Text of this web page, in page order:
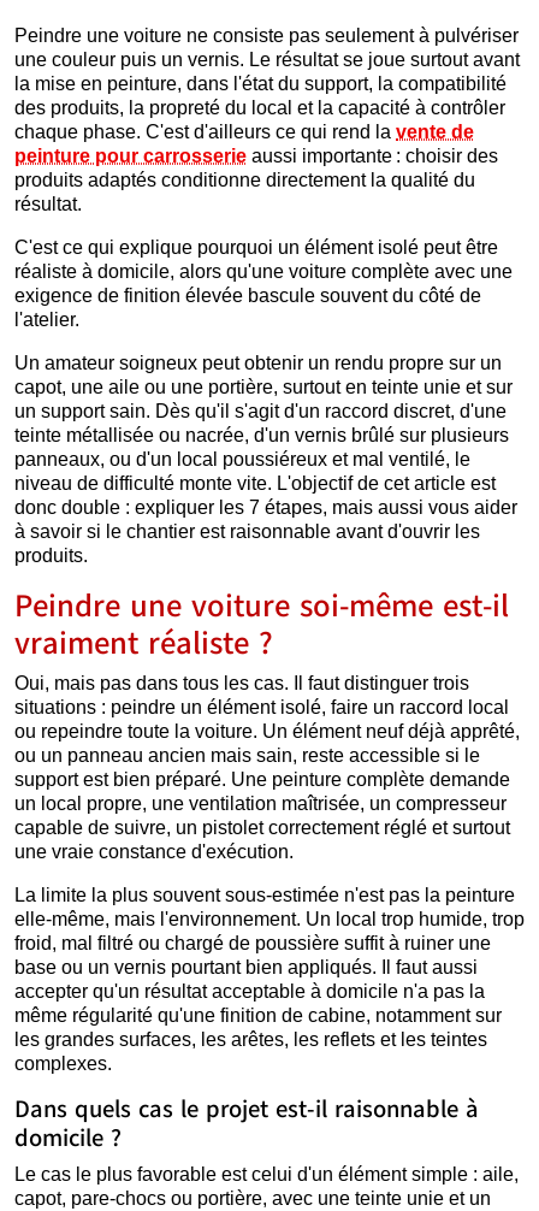
Peindre une voiture ne consiste pas seulement à pulvériser
une couleur puis un vernis. Le résultat se joue surtout avant
la mise en peinture, dans l'état du support, la compatibilité
des produits, la propreté du local et la capacité à contrôler
chaque phase. C'est d'ailleurs ce qui rend la vente de
peinture pour carrosserie aussi importante : choisir des
produits adaptés conditionne directement la qualité du
résultat.
C'est ce qui explique pourquoi un élément isolé peut être
réaliste à domicile, alors qu'une voiture complète avec une
exigence de finition élevée bascule souvent du côté de
l'atelier.
Un amateur soigneux peut obtenir un rendu propre sur un
capot, une aile ou une portière, surtout en teinte unie et sur
un support sain. Dès qu'il s'agit d'un raccord discret, d'une
teinte métallisée ou nacrée, d'un vernis brûlé sur plusieurs
panneaux, ou d'un local poussiéreux et mal ventilé, le
niveau de difficulté monte vite. L'objectif de cet article est
donc double : expliquer les 7 étapes, mais aussi vous aider
à savoir si le chantier est raisonnable avant d'ouvrir les
produits.
Peindre une voiture soi-même est-il
vraiment réaliste ?
Oui, mais pas dans tous les cas. Il faut distinguer trois
situations : peindre un élément isolé, faire un raccord local
ou repeindre toute la voiture. Un élément neuf déjà apprêté,
ou un panneau ancien mais sain, reste accessible si le
support est bien préparé. Une peinture complète demande
un local propre, une ventilation maîtrisée, un compresseur
capable de suivre, un pistolet correctement réglé et surtout
une vraie constance d'exécution.
La limite la plus souvent sous-estimée n'est pas la peinture
elle-même, mais l'environnement. Un local trop humide, trop
froid, mal filtré ou chargé de poussière suffit à ruiner une
base ou un vernis pourtant bien appliqués. Il faut aussi
accepter qu'un résultat acceptable à domicile n'a pas la
même régularité qu'une finition de cabine, notamment sur
les grandes surfaces, les arêtes, les reflets et les teintes
complexes.
Dans quels cas le projet est-il raisonnable à
domicile ?
Le cas le plus favorable est celui d'un élément simple : aile,
capot, pare-chocs ou portière, avec une teinte unie et un